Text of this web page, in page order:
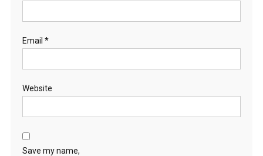
Email *
Website
Save my name,